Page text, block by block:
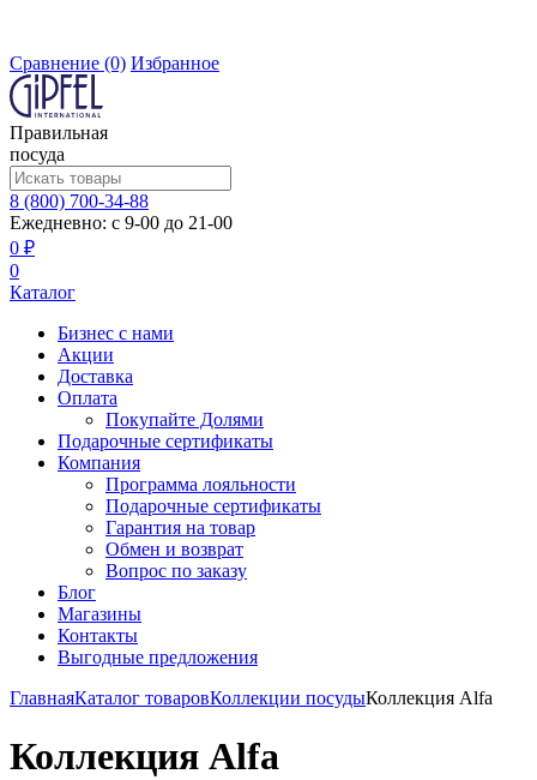
Сравнение (0) Избранное
Правильная
посуда
8 (800) 700-34-88
Ежедневно: с 9-00 до 21-00
0 ₽
0
Каталог
Бизнес с нами
Акции
Доставка
Оплата
Покупайте Долями
Подарочные сертификаты
Компания
Программа лояльности
Подарочные сертификаты
Гарантия на товар
Обмен и возврат
Вопрос по заказу
Блог
Магазины
Контакты
Выгодные предложения
ГлавнаяКаталог товаровКоллекции посудыКоллекция Alfa
Коллекция Alfa